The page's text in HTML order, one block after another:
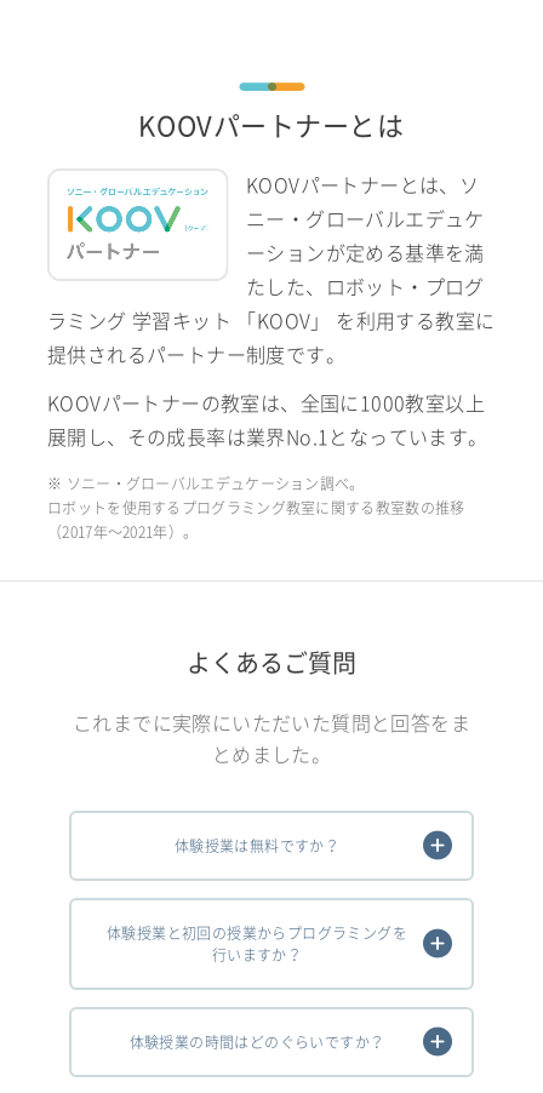
KOOVパートナーとは
KOOVパートナーとは、ソ
ニー・グローバルエデュケ
ーションが定める基準を満
たした、ロボット・プログ
ラミング 学習キット 「KOOV」 を利用する教室に
提供されるパートナー制度です。
KOOVパートナーの教室は、全国に1000教室以上
展開し、その成長率は業界No.1となっています。
※ ソニー・グローバルエデュケーション調べ。
ロボットを使用するプログラミング教室に関する教室数の推移
（2017年〜2021年）。
よくあるご質問
これまでに実際にいただいた質問と回答をま
とめました。
体験授業は無料ですか？
体験授業と初回の授業からプログラミングを
行いますか？
体験授業の時間はどのぐらいですか？